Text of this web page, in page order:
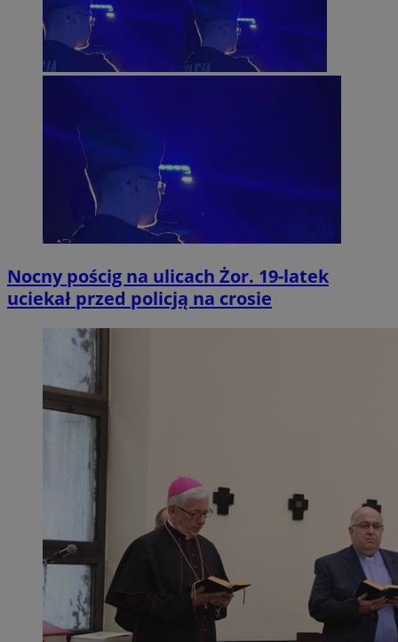
Nocny pościg na ulicach Żor. 19-latek
uciekał przed policją na crosie